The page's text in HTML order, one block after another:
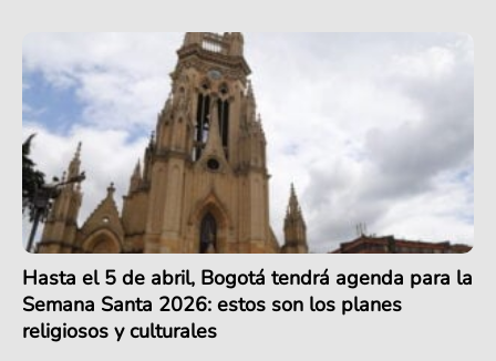
Hasta el 5 de abril, Bogotá tendrá agenda para la
Semana Santa 2026: estos son los planes
religiosos y culturales